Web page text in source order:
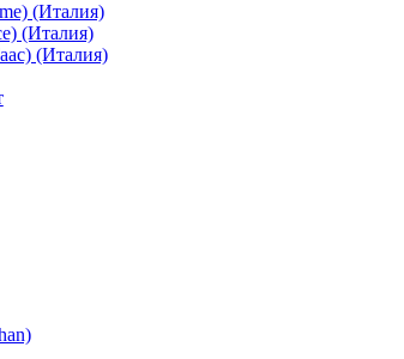
(Италия)
(Италия)
(Италия)